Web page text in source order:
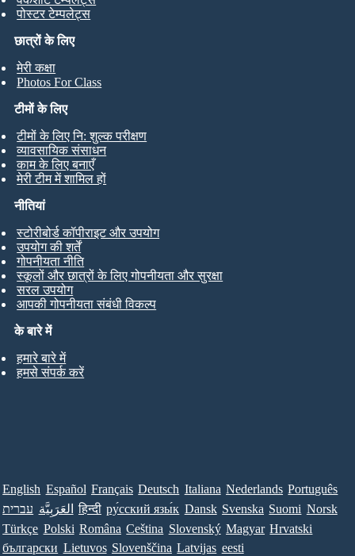
छात्रों के लिए
मेरी कक्षा
Photos For Class
पोस्टर टेम्पलेट्स
टीमों के लिए
टीमों के लिए नि: शुल्क परीक्षण
व्यावसायिक संसाधन
काम के लिए बनाएँ
मेरी टीम में शामिल हों
के बारे में
हमारे बारे में
हमसे संपर्क करें
नीतियां
स्टोरीबोर्ड कॉपीराइट और उपयोग
उपयोग की शर्तें
गोपनीयता नीति
स्कूलों और छात्रों के लिए गोपनीयता और सुरक्षा
सरल उपयोग
आपकी गोपनीयता संबंधी विकल्प
English Español Français Deutsch Italiana Nederlands Português
עברית العَرَبِيَّة हिन्दी ру́сский язы́к Dansk Svenska Suomi Norsk
Türkçe Polski Româna Ceština Slovenský Magyar Hrvatski
български Lietuvos Slovenščina Latvijas eesti